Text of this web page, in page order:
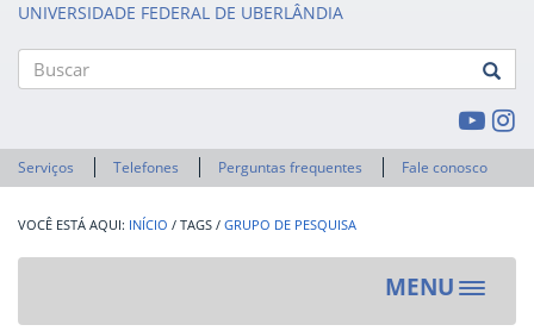
UNIVERSIDADE FEDERAL DE UBERLÂNDIA
Serviços Telefones Perguntas frequentes Fale conosco
INÍCIO / TAGS / GRUPO DE PESQUISA
MENU
Toggle